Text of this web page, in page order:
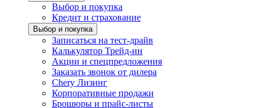
Выбор и покупка
Кредит и страхование
Выбор и покупка
Записаться на тест-драйв
Калькулятор Трейд-ин
Акции и спецпредложения
Заказать звонок от дилера
Chery Лизинг
Корпоративные продажи
Брошюры и прайс-листы